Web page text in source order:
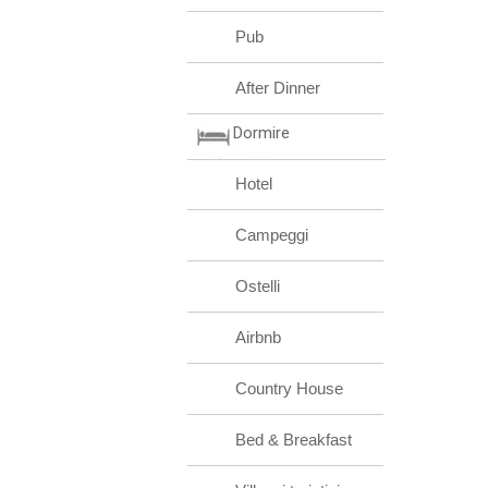
Pub
After Dinner
Dormire
Hotel
Campeggi
Ostelli
Airbnb
Country House
Bed & Breakfast